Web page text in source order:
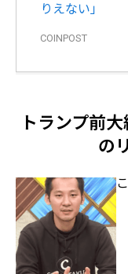
りえない」
COINPOST
トランプ前
の